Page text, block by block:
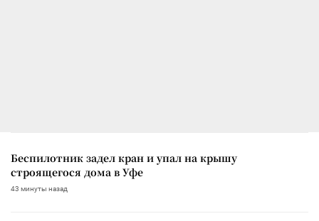
Беспилотник задел кран и упал на крышу
строящегося дома в Уфе
43 минуты назад